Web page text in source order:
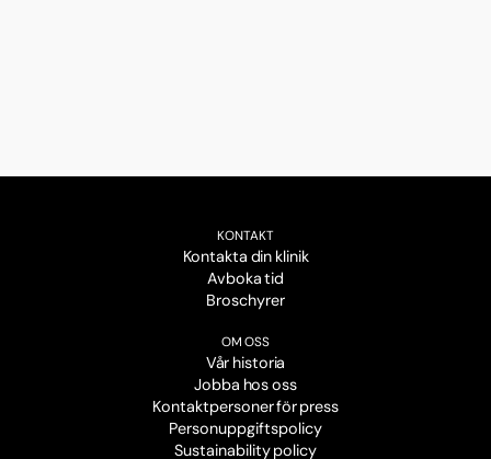
KONTAKT
Kontakta din klinik
Avboka tid
Broschyrer
OM OSS
Vår historia
Jobba hos oss
Kontaktpersoner för press
Personuppgiftspolicy
Sustainability policy